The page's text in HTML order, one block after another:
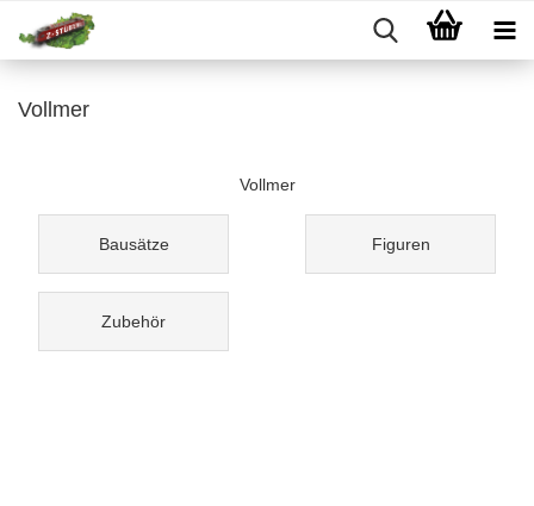
Vollmer
Vollmer
Bausätze Figuren
Zubehör